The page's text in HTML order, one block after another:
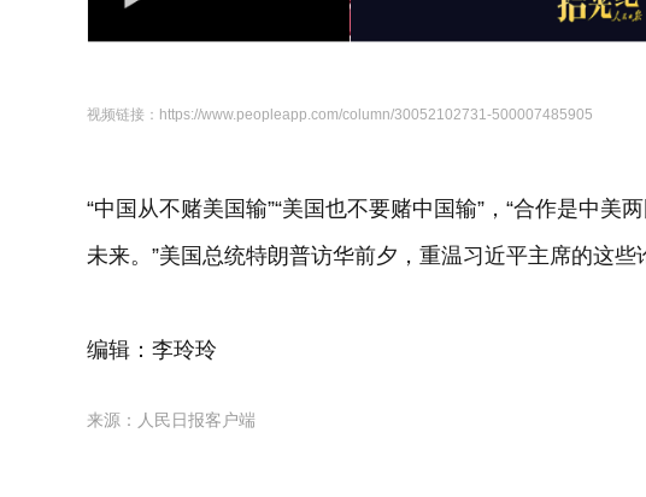
视频链接：https://www.peopleapp.com/column/30052102731-500007485905
“中国从不赌美国输”“美国也不要赌中国输”，“合作是中美
未来。”美国总统特朗普访华前夕，重温习近平主席的这些
编辑：李玲玲
来源：人民日报客户端